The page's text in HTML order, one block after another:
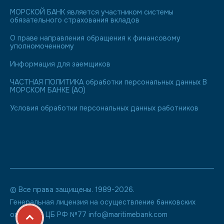
МОРСКОЙ БАНК является участником системы
обязательного страхования вкладов
О праве направления обращения к финансовому
уполномоченному
Информация для заемщиков
ЧАСТНАЯ ПОЛИТИКА обработки персональных данных В
МОРСКОМ БАНКЕ (АО)
Условия обработки персональных данных работников
© Все права защищены. 1989-2026.
Генеральная лицензия на осуществление банковских
операций ЦБ РФ №77 info@maritimebank.com